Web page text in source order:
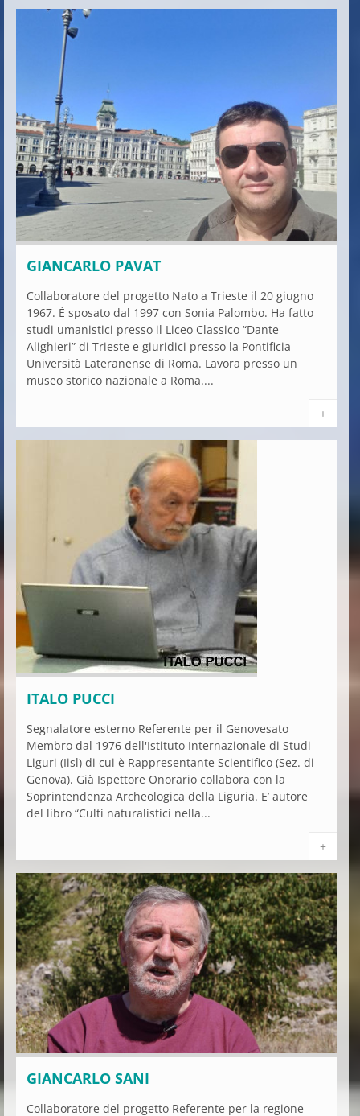
GIANCARLO PAVAT
Collaboratore del progetto Nato a Trieste il 20 giugno
1967. È sposato dal 1997 con Sonia Palombo. Ha fatto
studi umanistici presso il Liceo Classico “Dante
Alighieri” di Trieste e giuridici presso la Pontificia
Università Lateranense di Roma. Lavora presso un
museo storico nazionale a Roma....
+
ITALO PUCCI
Segnalatore esterno Referente per il Genovesato
Membro dal 1976 dell'Istituto Internazionale di Studi
Liguri (Iisl) di cui è Rappresentante Scientifico (Sez. di
Genova). Già Ispettore Onorario collabora con la
Soprintendenza Archeologica della Liguria. E’ autore
del libro “Culti naturalistici nella...
+
GIANCARLO SANI
Collaboratore del progetto Referente per la regione